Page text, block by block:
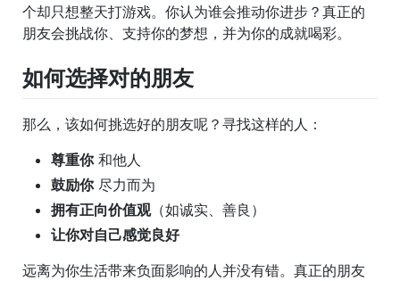
个却只想整天打游戏。你认为谁会推动你进步？真正的
朋友会挑战你、支持你的梦想，并为你的成就喝彩。
如何选择对的朋友
那么，该如何挑选好的朋友呢？寻找这样的人：
尊重你和他人
鼓励你尽力而为
拥有正向价值观（如诚实、善良）
让你对自己感觉良好
远离为你生活带来负面影响的人并没有错。真正的朋友